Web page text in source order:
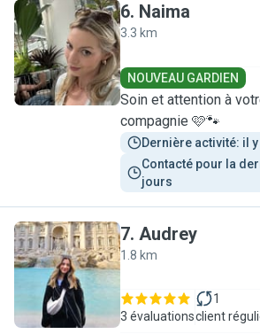
N
6. Naima
3.3 km
NOUVEAU GARDIEN
Soin et attention à
compagnie 🩷🐾
Dernière activité: il
Contacté pour la
jours
A
7. Audrey
1.8 km
3 évaluations
1
client